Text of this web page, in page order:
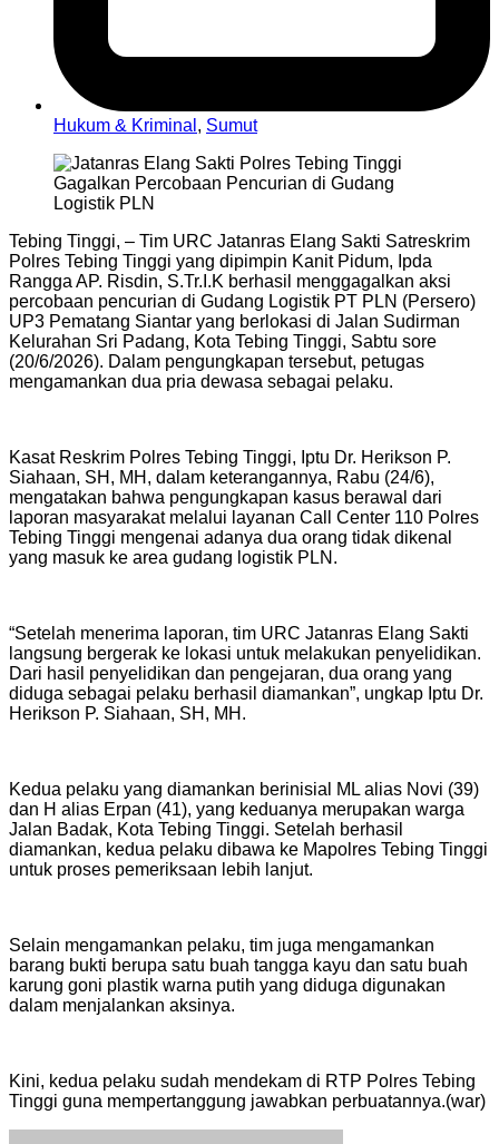
Hukum & Kriminal , Sumut
Tebing Tinggi, – Tim URC Jatanras Elang Sakti Satreskrim
Polres Tebing Tinggi yang dipimpin Kanit Pidum, Ipda
Rangga AP. Risdin, S.Tr.I.K berhasil menggagalkan aksi
percobaan pencurian di Gudang Logistik PT PLN (Persero)
UP3 Pematang Siantar yang berlokasi di Jalan Sudirman
Kelurahan Sri Padang, Kota Tebing Tinggi, Sabtu sore
(20/6/2026). Dalam pengungkapan tersebut, petugas
mengamankan dua pria dewasa sebagai pelaku.
Kasat Reskrim Polres Tebing Tinggi, Iptu Dr. Herikson P.
Siahaan, SH, MH, dalam keterangannya, Rabu (24/6),
mengatakan bahwa pengungkapan kasus berawal dari
laporan masyarakat melalui layanan Call Center 110 Polres
Tebing Tinggi mengenai adanya dua orang tidak dikenal
yang masuk ke area gudang logistik PLN.
“Setelah menerima laporan, tim URC Jatanras Elang Sakti
langsung bergerak ke lokasi untuk melakukan penyelidikan.
Dari hasil penyelidikan dan pengejaran, dua orang yang
diduga sebagai pelaku berhasil diamankan”, ungkap Iptu Dr.
Herikson P. Siahaan, SH, MH.
Kedua pelaku yang diamankan berinisial ML alias Novi (39)
dan H alias Erpan (41), yang keduanya merupakan warga
Jalan Badak, Kota Tebing Tinggi. Setelah berhasil
diamankan, kedua pelaku dibawa ke Mapolres Tebing Tinggi
untuk proses pemeriksaan lebih lanjut.
Selain mengamankan pelaku, tim juga mengamankan
barang bukti berupa satu buah tangga kayu dan satu buah
karung goni plastik warna putih yang diduga digunakan
dalam menjalankan aksinya.
Kini, kedua pelaku sudah mendekam di RTP Polres Tebing
Tinggi guna mempertanggung jawabkan perbuatannya.(war)